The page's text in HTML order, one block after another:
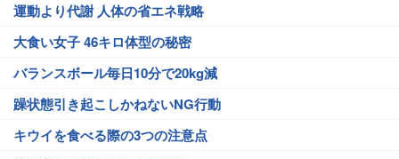
運動より代謝 人体の省エネ戦略
大食い女子 46キロ体型の秘密
バランスボール毎日10分で20kg減
躁状態引き起こしかねないNG行動
キウイを食べる際の3つの注意点